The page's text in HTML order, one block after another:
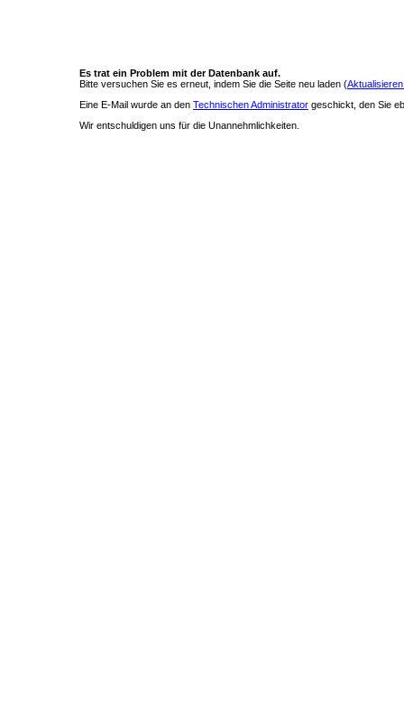
Es trat ein Problem mit der Datenbank auf.
Bitte versuchen Sie es erneut, indem Sie die Seite neu laden (
Eine E-Mail wurde an den Technischen Administrator geschickt, den Sie
Wir entschuldigen uns für die Unannehmlichkeiten.